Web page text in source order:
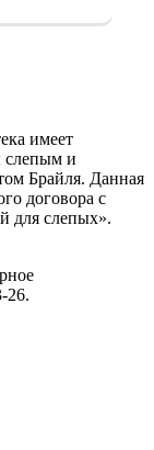
имеет
слепым и
Брайля. Данная
договора с
для слепых».
26.